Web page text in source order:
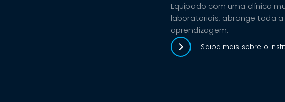
Equipado com uma clínica
laboratoriais, abrange toda
aprendizagem.
Saiba mais sobre o